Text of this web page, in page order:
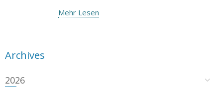
Mehr Lesen
Archives
2026